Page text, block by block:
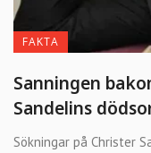
FAKTA
Sanningen
Sandelins
Sökningar på Christer